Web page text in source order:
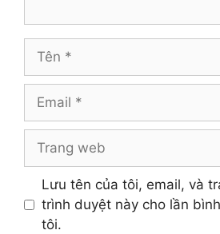
Tên
Email
Trang
Lưu tên của tôi, email, và
trình duyệt này cho lần
tôi.